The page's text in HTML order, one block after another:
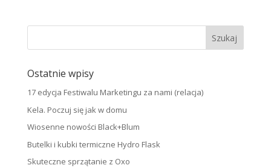
Ostatnie wpisy
17 edycja Festiwalu Marketingu za nami (relacja)
Kela. Poczuj się jak w domu
Wiosenne nowości Black+Blum
Butelki i kubki termiczne Hydro Flask
Skuteczne sprzątanie z Oxo